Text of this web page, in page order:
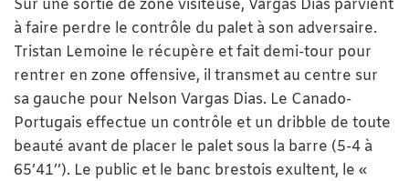
Sur une sortie de zone visiteuse, Vargas Dias parvient
à faire perdre le contrôle du palet à son adversaire.
Tristan Lemoine le récupère et fait demi-tour pour
rentrer en zone offensive, il transmet au centre sur
sa gauche pour Nelson Vargas Dias. Le Canado-
Portugais effectue un contrôle et un dribble de toute
beauté avant de placer le palet sous la barre (5-4 à
65’41’’). Le public et le banc brestois exultent, le «